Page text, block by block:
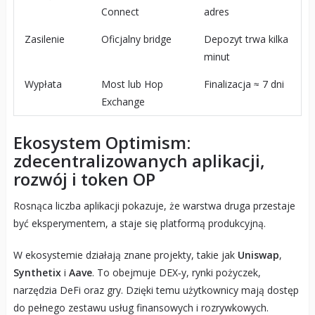
Connect
adres
Zasilenie Oficjalny bridge
Depozyt trwa kilka
minut
Wypłata
Most lub Hop
Exchange
Finalizacja ≈ 7 dni
Ekosystem Optimism:
zdecentralizowanych aplikacji,
rozwój i token OP
Rosnąca liczba aplikacji pokazuje, że warstwa druga przestaje
być eksperymentem, a staje się platformą produkcyjną.
W ekosystemie działają znane projekty, takie jak Uniswap,
Synthetixi Aave. To obejmuje DEX‑y, rynki pożyczek,
narzędzia DeFi oraz gry. Dzięki temu użytkownicy mają dostęp
do pełnego zestawu usług finansowych i rozrywkowych.